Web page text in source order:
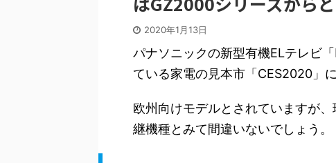
2020年1月13日
パナソニックの新型有機ELテレビ
ている家電の見本市「CES2020」
欧州向けモデルとされていますが
継機種とみて間違いないでしょう。